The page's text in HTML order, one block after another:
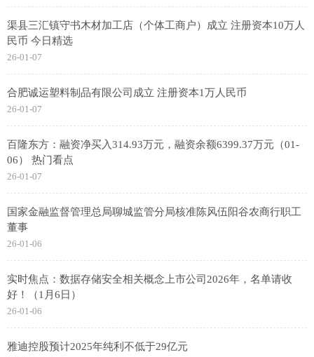
渠县三汇镇守书木材加工店（个体工商户）成立 注册资本10万人
民币 今日精选
26-01-07
合肥诚运塑料制品有限公司成立 注册资本1万人民币
26-01-07
百隆东方：融资净买入314.93万元，融资余额6399.37万元（01-
06） 热门看点
26-01-07
国家金融监督管理总局聊城监管分局核准陈风伍阳谷农商行职工
董事
26-01-06
实时焦点：数据存储安全相关概念上市公司2026年，名单请收
好！（1月6日）
26-01-06
雅迪控股预计2025年纯利不低于29亿元